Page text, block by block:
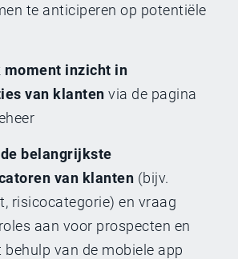
te anticiperen op potentiële
moment inzicht in
van klanten via de pagina
belangrijkste
van klanten (bijv.
risicocategorie) en vraag
aan voor prospecten en
van de mobiele app